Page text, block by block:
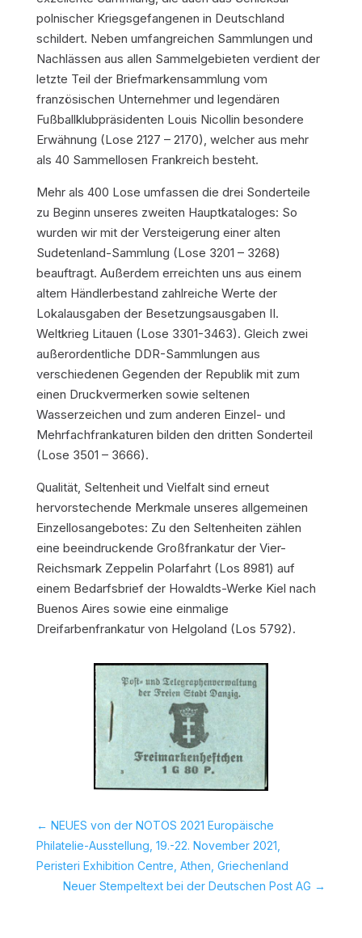
polnischer Kriegsgefangenen in Deutschland
schildert. Neben umfangreichen Sammlungen und
Nachlässen aus allen Sammelgebieten verdient der
letzte Teil der Briefmarkensammlung vom
französischen Unternehmer und legendären
Fußballklubpräsidenten Louis Nicollin besondere
Erwähnung (Lose 2127 – 2170), welcher aus mehr
als 40 Sammellosen Frankreich besteht.
Mehr als 400 Lose umfassen die drei Sonderteile
zu Beginn unseres zweiten Hauptkataloges: So
wurden wir mit der Versteigerung einer alten
Sudetenland-Sammlung (Lose 3201 – 3268)
beauftragt. Außerdem erreichten uns aus einem
altem Händlerbestand zahlreiche Werte der
Lokalausgaben der Besetzungsausgaben II.
Weltkrieg Litauen (Lose 3301-3463). Gleich zwei
außerordentliche DDR-Sammlungen aus
verschiedenen Gegenden der Republik mit zum
einen Druckvermerken sowie seltenen
Wasserzeichen und zum anderen Einzel- und
Mehrfachfrankaturen bilden den dritten Sonderteil
(Lose 3501 – 3666).
Qualität, Seltenheit und Vielfalt sind erneut
hervorstechende Merkmale unseres allgemeinen
Einzellosangebotes: Zu den Seltenheiten zählen
eine beeindruckende Großfrankatur der Vier-
Reichsmark Zeppelin Polarfahrt (Los 8981) auf
einem Bedarfsbrief der Howaldts-Werke Kiel nach
Buenos Aires sowie eine einmalige
Dreifarbenfrankatur von Helgoland (Los 5792).
← NEUES von der NOTOS 2021 Europäische
Philatelie-Ausstellung, 19.-22. November 2021,
Peristeri Exhibition Centre, Athen, Griechenland
Neuer Stempeltext bei der Deutschen Post AG →